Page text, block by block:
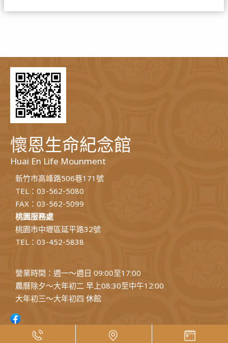
懷恩生命紀念館
Huai En Life Mounment
新竹市高峰路506巷171號
TEL：03-562-5080
FAX：03-562-5099
桃園服務處
桃園市中壢區延平路32號
TEL：03-452-5838
營業時間：週一～週日 09:00至17:00
農曆除夕～大年初二 早上08:30至中午12:00
大年初三～大年初四 休館